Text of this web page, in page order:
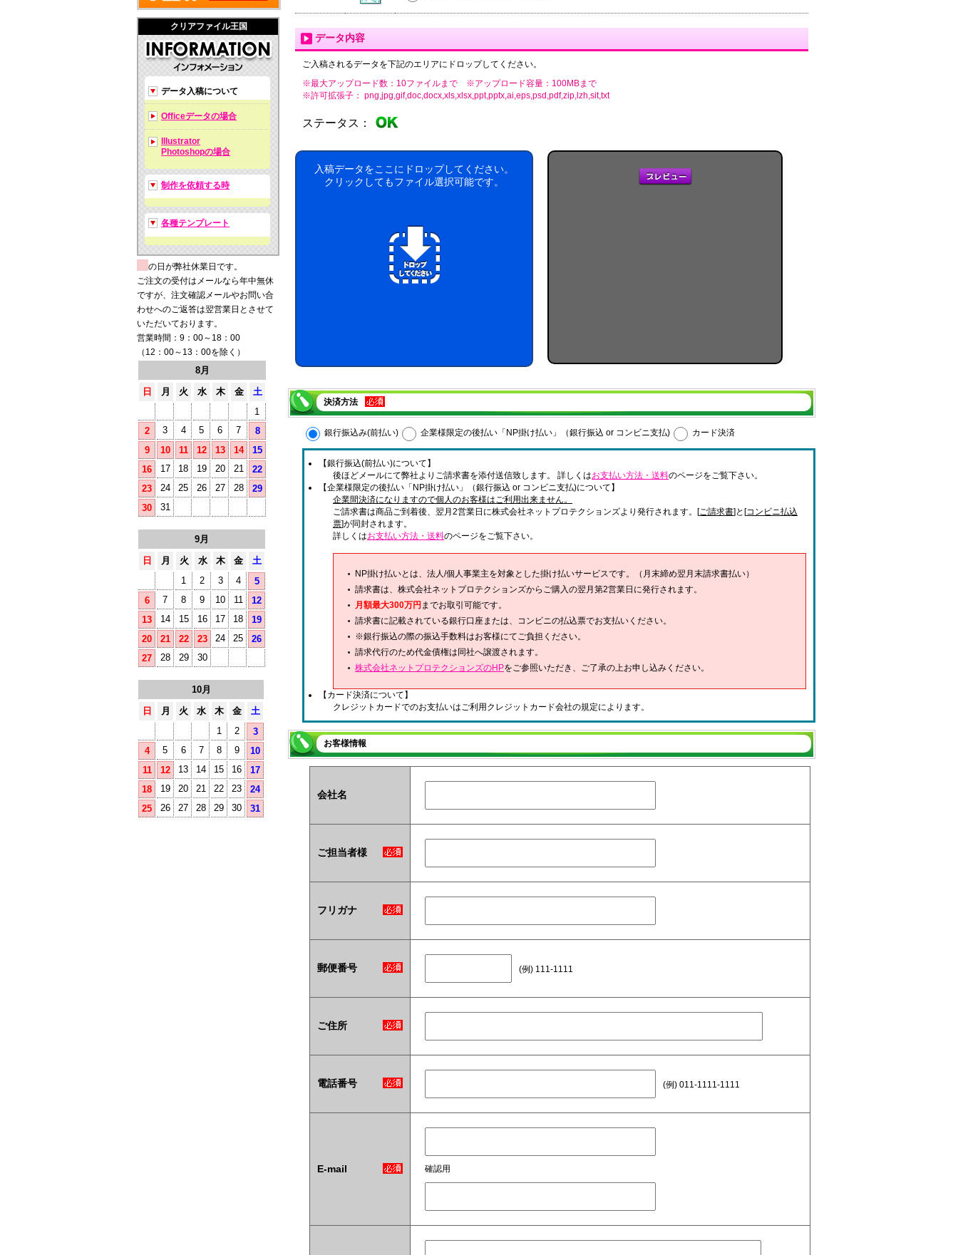
クリアファイル王国
データ入稿について
Officeデータの場合
Illustrator
Photoshopの場合
制作を依頼する時
各種テンプレート
の日が弊社休業日です。
ご注文の受付はメールなら年中無休
ですが、注文確認メールやお問い合
わせへのご返答は翌営業日とさせて
いただいております。
営業時間：9：00～18：00
（12：00～13：00を除く）
8月
日
月 火 水 木 金
土
1
2
3 4 5 6 7
8
9
10 11 12 13 14
15
16
17 18 19 20 21
22
23
24 25 26 27 28
29
30
31
9月
日
月 火 水 木 金
土
1
2 3 4
5
6
7 8 9 10 11
12
13
14 15 16 17 18
19
20
21 22 23 24 25
26
27
28 29 30
10月
日
月 火 水 木 金
土
1
2
3
4
5 6 7 8 9
10
11
12 13 14 15 16
17
18
19 20 21 22 23
24
25
26 27 28 29 30 31
データ内容
ご入稿されるデータを下記のエリアにドロップしてください。
※最大アップロード数：10ファイルまで ※アップロード容量：100MBまで
※許可拡張子： png,jpg,gif,doc,docx,xls,xlsx,ppt,pptx,ai,eps,psd,pdf,zip,lzh,sit,txt
ステータス：
入稿データをここにドロップしてください。
クリックしてもファイル選択可能です。
決済方法
銀行振込み(前払い) 企業様限定の後払い「NP掛け払い」（銀行振込 or コンビニ支払) カード決済
【銀行振込(前払い)について】
後ほどメールにて弊社よりご請求書を添付送信致します。 詳しくはお支払い方法・送料のページをご覧下さい。
【企業様限定の後払い「NP掛け払い」（銀行振込 or コンビニ支払)について】
企業間決済になりますので個人のお客様はご利用出来ません。
ご請求書は商品ご到着後、翌月2営業日に株式会社ネットプロテクションズより発行されます。[ご請求書]と[コンビニ払込
票]が同封されます。
詳しくはお支払い方法・送料のページをご覧下さい。
NP掛け払いとは、法人/個人事業主を対象とした掛け払いサービスです。（月末締め翌月末請求書払い）
請求書は、株式会社ネットプロテクションズからご購入の翌月第2営業日に発行されます。
月額最大300万円 までお取引可能です。
請求書に記載されている銀行口座または、コンビニの払込票でお支払いください。
※銀行振込の際の振込手数料はお客様にてご負担ください。
請求代行のため代金債権は同社へ譲渡されます。
株式会社ネットプロテクションズのHPをご参照いただき、ご了承の上お申し込みください。
【カード決済について】
クレジットカードでのお支払いはご利用クレジットカード会社の規定によります。
お客様情報
会社名
ご担当者様
フリガナ
郵便番号 (例) 111-1111
ご住所
電話番号 (例) 011-1111-1111
E-mail 確認用